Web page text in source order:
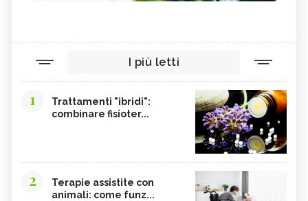
I più letti
1
Trattamenti "ibridi":
combinare fisioter...
2
Terapie assistite con
animali: come funz...